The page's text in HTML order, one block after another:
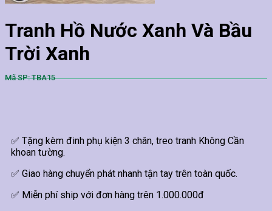
Tranh Hồ Nước Xanh Và Bầu
Trời Xanh
Mã SP: TBA15
✅ Tặng kèm đinh phụ kiện 3 chân, treo tranh Không Cần
khoan tường.
✅ Giao hàng chuyển phát nhanh tận tay trên toàn quốc.
✅ Miễn phí ship với đơn hàng trên 1.000.000đ